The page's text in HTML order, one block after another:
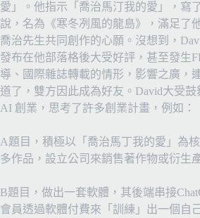
愛」。他指示「喬治馬汀我的愛」，寫
說，名為《寒冬冽風的龍島》，滿足了
喬治先生共同創作的心願。沒想到，
發布在他部落格後大受好評，甚至發生
導、國際雜誌轉載的情形，影響之廣，
道了，雙方因此成為好友。David大受
AI 創業，思考了許多創業計畫，例如：
A題目，積極以「喬治馬丁我的愛」為
多作品，設立公司來銷售著作物或衍生
B題目，做出一套軟體，其後端串接
會員透過軟體付費來「訓練」出一個自